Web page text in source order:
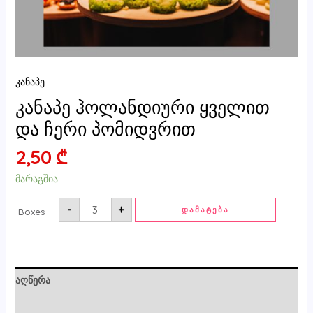
კანაპე
კანაპე ჰოლანდიური ყველით
და ჩერი პომიდვრით
2,50 ₾
მარაგშია
- +
Boxes ᲓᲐᲛᲐᲢᲔᲑᲐ
აღწერა